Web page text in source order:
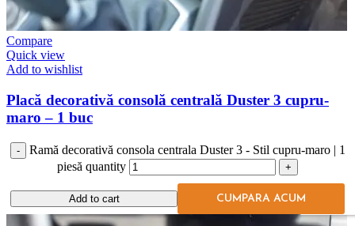
Ramă decorativă consola centrala Duster 3 - Stil cupru-maro | 1
piesă quantity
Add to cart CUMPARA ACUM
Compare
Quick view
Add to wishlist
Placă decorativă consolă centrală Duster 3 cupru-
maro – 1 buc
Accesorii Dacia Duster 3
205,42
Add to cart